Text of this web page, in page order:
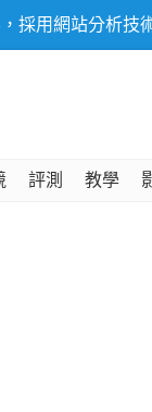
採用網站分析技
評測 教學